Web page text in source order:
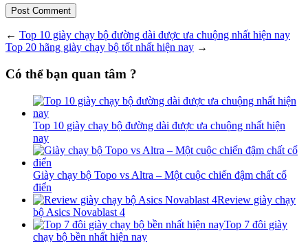
Post Comment
← Top 10 giày chạy bộ đường dài được ưa chuộng nhất hiện nay
Top 20 hãng giày chạy bộ tốt nhất hiện nay →
Có thể bạn quan tâm ?
Top 10 giày chạy bộ đường dài được ưa chuộng nhất hiện
nay
Giày chạy bộ Topo vs Altra – Một cuộc chiến đậm chất cổ
điển
Review giày chạy
bộ Asics Novablast 4
Top 7 đôi giày
chạy bộ bền nhất hiện nay